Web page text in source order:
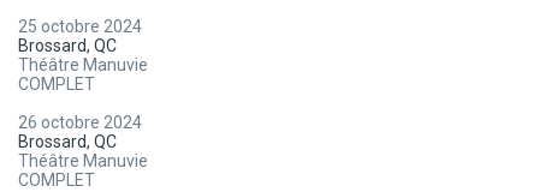
25 octobre 2024
Brossard, QC
Théâtre Manuvie
COMPLET
26 octobre 2024
Brossard, QC
Théâtre Manuvie
COMPLET